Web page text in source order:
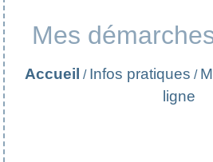
Mes
Accueil / Infos pratiques /
ligne